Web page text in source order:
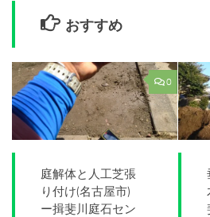
おすすめ
0
庭解体と人工芝張
り付け(名古屋市)
ー揖斐川庭石セン